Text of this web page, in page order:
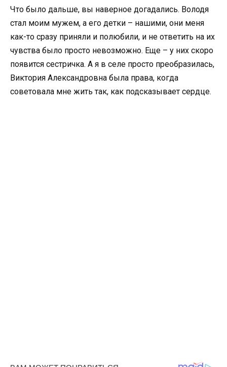
Что было дальше, вы наверное догадались. Володя
стал моим мужем, а его детки – нашими, они меня
как-то сразу приняли и полюбили, и не ответить на их
чувства было просто невозможно. Еще – у них скоро
появится сестричка. А я в селе просто преобразилась,
Виктория Александровна была права, когда
советовала мне жить так, как подсказывает сердце.